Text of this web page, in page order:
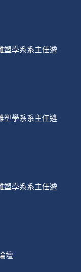
塑學系系主任遴
塑學系系主任遴
塑學系系主任遴
壇